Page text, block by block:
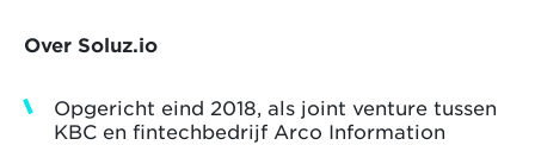
Over Soluz.io
Opgericht eind 2018, als joint venture tussen
KBC en fintechbedrijf Arco Information